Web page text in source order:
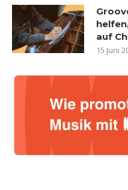
auf
15 Juni